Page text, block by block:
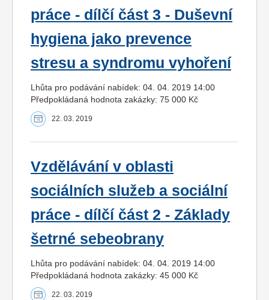
práce - dílčí část 3 - Duševní
hygiena jako prevence
stresu a syndromu vyhoření
Lhůta pro podávání nabídek: 04. 04. 2019 14:00
Předpokládaná hodnota zakázky: 75 000 Kč
22. 03. 2019
Vzdělávání v oblasti
sociálních služeb a sociální
práce - dílčí část 2 - Základy
šetrné sebeobrany
Lhůta pro podávání nabídek: 04. 04. 2019 14:00
Předpokládaná hodnota zakázky: 45 000 Kč
22. 03. 2019